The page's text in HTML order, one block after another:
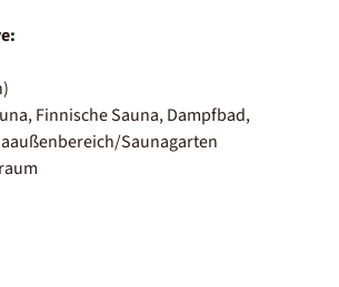
Finnische Sauna, Dampfbad,
Saunagarten